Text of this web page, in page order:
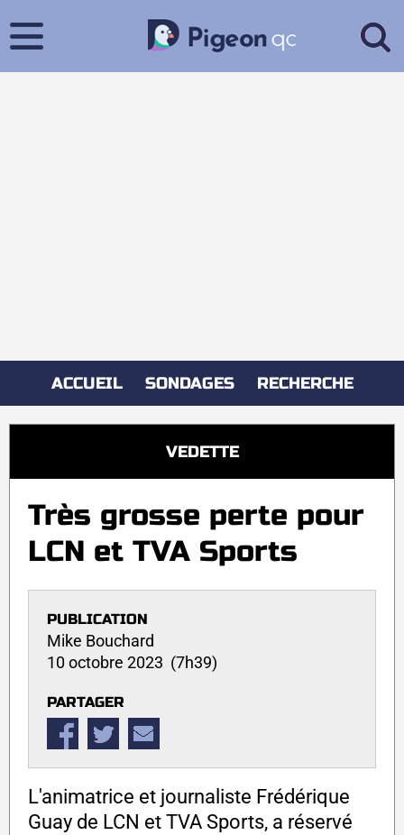
ACCUEIL SONDAGES RECHERCHE
VEDETTE
Très grosse perte pour
LCN et TVA Sports
PUBLICATION
Mike Bouchard
10 octobre 2023 (7h39)
PARTAGER
L'animatrice et journaliste Frédérique
Guay de LCN et TVA Sports, a réservé